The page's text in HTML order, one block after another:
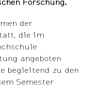
Forschung.
der
die im
angeboten
begleitend zu den
Semester